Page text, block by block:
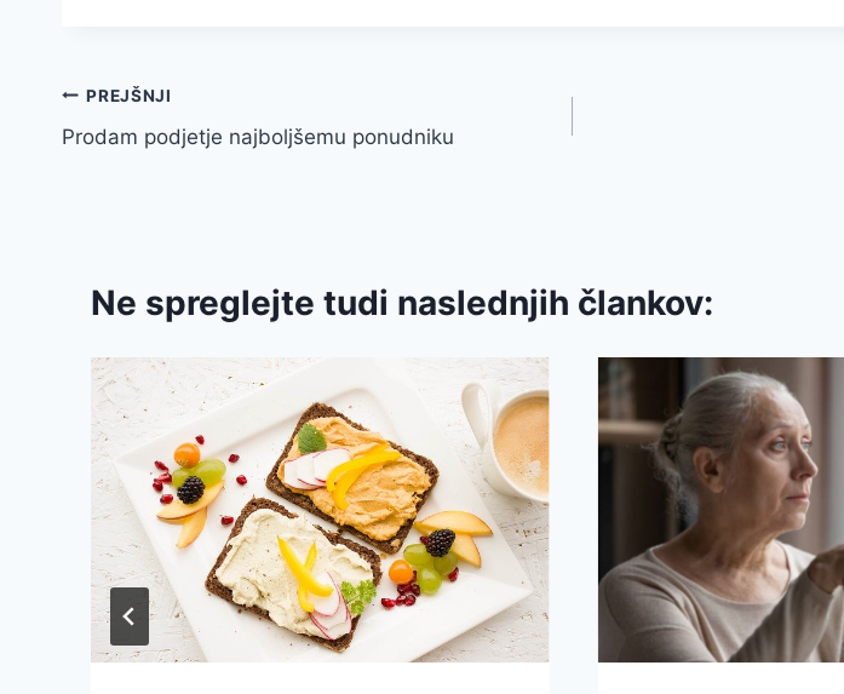
Navigacija
prispevka
PREJŠNJI
Prodam podjetje najboljšemu ponudniku
Ne spreglejte tudi naslednjih člankov: